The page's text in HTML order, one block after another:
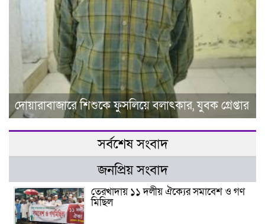
দোয়ারাবাজারে শিশুকে ফুসলিয়ে বলাৎকার, যুবক গ্রেপ্তার
সর্বশেষ সংবাদ
জনপ্রিয় সংবাদ
তেরখাদায় ১১ দলীয় ঐক্যের সমাবেশ ও গণ
মিছিল